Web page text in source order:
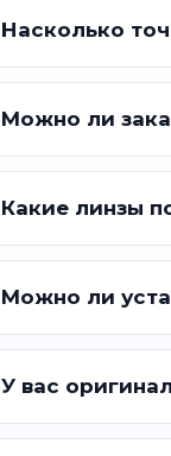
Насколько
Можно ли
Какие линзы
Можно ли
У вас